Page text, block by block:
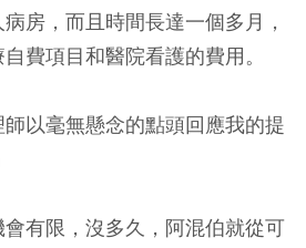
房，而且時間長達一個多月，
費項目和醫院看護的費用。
師以毫無懸念的點頭回應我的提
有限，沒多久，阿混伯就從可